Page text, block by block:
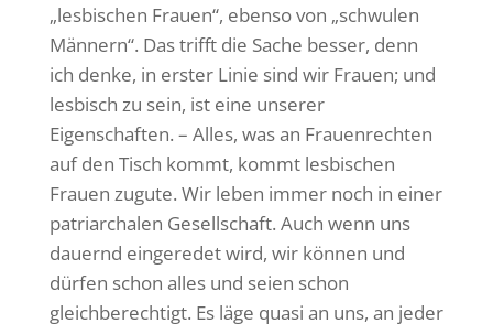
„lesbischen Frauen“, ebenso von „schwulen
Männern“. Das trifft die Sache besser, denn
ich denke, in erster Linie sind wir Frauen; und
lesbisch zu sein, ist eine unserer
Eigenschaften. – Alles, was an Frauenrechten
auf den Tisch kommt, kommt lesbischen
Frauen zugute. Wir leben immer noch in einer
patriarchalen Gesellschaft. Auch wenn uns
dauernd eingeredet wird, wir können und
dürfen schon alles und seien schon
gleichberechtigt. Es läge quasi an uns, an jeder